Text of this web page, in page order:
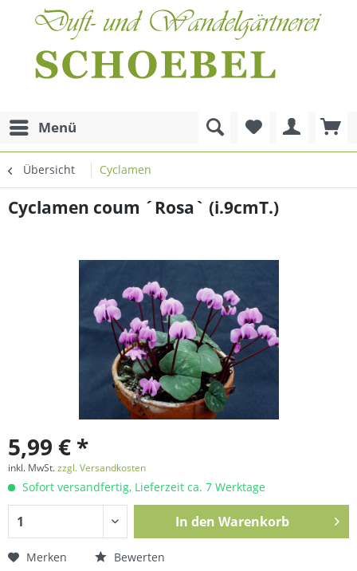
Menü
Übersicht Cyclamen
Cyclamen coum ´Rosa` (i.9cmT.)
5,99 € *
inkl. MwSt.zzgl. Versandkosten
Sofort versandfertig, Lieferzeit ca. 7 Werktage
In den Warenkorb
Merken Bewerten